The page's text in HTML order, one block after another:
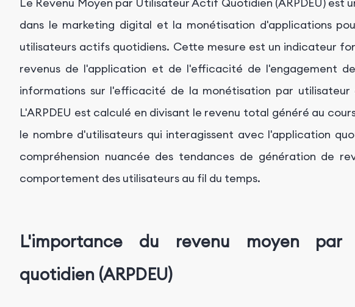
dans le marketing digital et la monétisation d'applications
utilisateurs actifs quotidiens. Cette mesure est un indicateur
revenus de l'application et de l'efficacité de l'engagement
informations sur l'efficacité de la monétisation par utilisateur
L'ARPDEU est calculé en divisant le revenu total généré au
le nombre d'utilisateurs qui interagissent avec l'application
compréhension nuancée des tendances de génération de
comportement des utilisateurs au fil du temps.
L'importance du revenu moyen
quotidien (ARPDEU)